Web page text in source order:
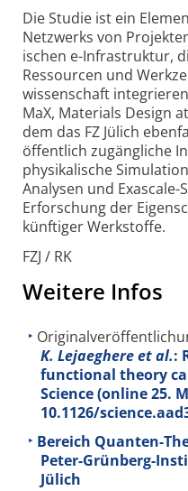
Die Studie ist ein
Netz­werks von
ischen e-Infra­struktur,
Ressourcen und
wissenschaft
MaX, Materials Design
dem das FZ Jülich
öffentlich zugäng­liche
physi­kalische
Analysen und Exascale-
Erforschung der
künftiger Werkstoffe.
FZJ / RK
Weitere Infos
K. Lejaeghere et al.:
functional theory
Science (online 25.
10.1126/
Bereich Quanten-
Peter-Grünberg-
Jülich